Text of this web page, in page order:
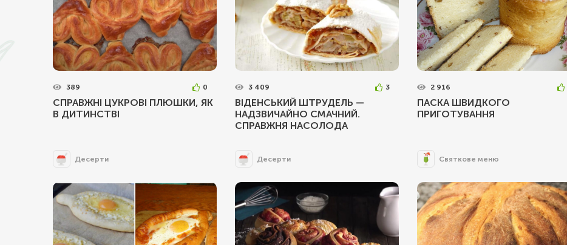
389 0
СПРАВЖНІ ЦУКРОВІ ПЛЮШКИ, ЯК
В ДИТИНСТВІ
Десерти
3 409 3
ВІДЕНСЬКИЙ ШТРУДЕЛЬ —
НАДЗВИЧАЙНО СМАЧНИЙ.
СПРАВЖНЯ НАСОЛОДА
Десерти
2 916
ПАСКА ШВИДКОГО
ПРИГОТУВАННЯ
Святкове меню